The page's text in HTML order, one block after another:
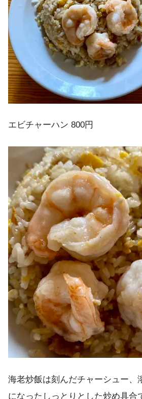
エビチャーハン 800円
海老炒飯は刻んだチャーシュー、
になったしっとりとした炒め具合